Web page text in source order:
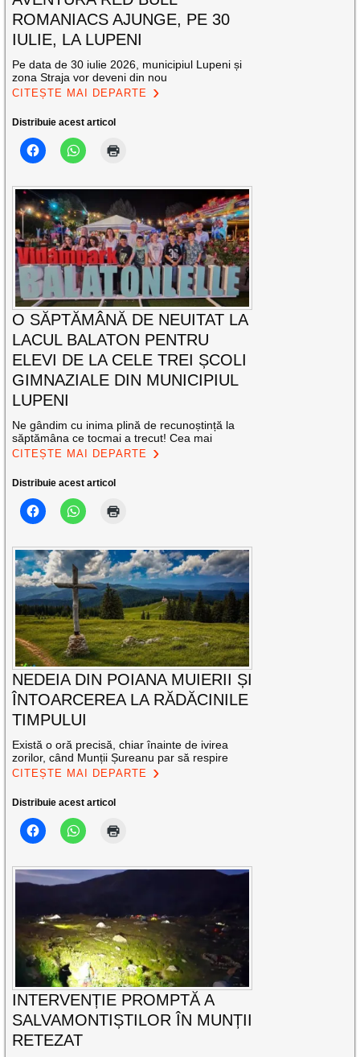
ROMANIACS AJUNGE, PE 30
IULIE, LA LUPENI
Pe data de 30 iulie 2026, municipiul Lupeni și
zona Straja vor deveni din nou
CITEȘTE MAI DEPARTE
Distribuie acest articol
O SĂPTĂMÂNĂ DE NEUITAT LA
LACUL BALATON PENTRU
ELEVI DE LA CELE TREI ȘCOLI
GIMNAZIALE DIN MUNICIPIUL
LUPENI
Ne gândim cu inima plină de recunoștință la
săptămâna ce tocmai a trecut! Cea mai
CITEȘTE MAI DEPARTE
Distribuie acest articol
NEDEIA DIN POIANA MUIERII ȘI
ÎNTOARCEREA LA RĂDĂCINILE
TIMPULUI
Există o oră precisă, chiar înainte de ivirea
zorilor, când Munții Șureanu par să respire
CITEȘTE MAI DEPARTE
Distribuie acest articol
INTERVENȚIE PROMPTĂ A
SALVAMONTIȘTILOR ÎN MUNȚII
RETEZAT